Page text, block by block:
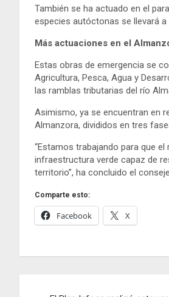
También se ha actuado en el
especies autóctonas se llevará
Más actuaciones en el
Estas obras de emergencia se
Agricultura, Pesca, Agua y
las ramblas tributarias del río
Asimismo, ya se encuentran en
Almanzora, divididos en tres
“Estamos trabajando para que
infraestructura verde capaz de
territorio”, ha concluido el
Comparte esto:
Facebook X